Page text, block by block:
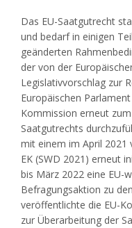
Das EU-Saatgutrecht
und bedarf in einigen
geänderten
der von der
Legislativvorschlag zur
Europäischen
Kommission erneut
Saatgutrechts
mit einem im April
EK (SWD 2021) erneut
bis März 2022 eine EU-
Befragungsaktion zu
veröffentlichte die EU-
zur Überarbeitung der